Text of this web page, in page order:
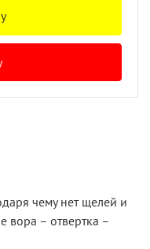
чему нет щелей и
вора – отвертка –